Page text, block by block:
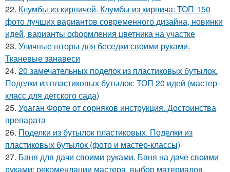
22. Клумбы из кирпичей. Клумбы из кирпича: ТОП-150
фото лучших вариантов современного дизайна, новинки
идей, варианты оформления цветника на участке
23. Уличные шторы для беседки своими руками.
Тканевые занавеси
24. 20 замечательных поделок из пластиковых бутылок.
Поделки из пластиковых бутылок: ТОП 20 идей (мастер-
класс для детского сада)
25. Ураган Форте от сорняков инструкция. Достоинства
препарата
26. Поделки из бутылок пластиковых. Поделки из
пластиковых бутылок (фото и мастер-классы)
27. Баня для дачи своими руками. Баня на даче своими
руками: рекомендации мастера, выбор материалов,